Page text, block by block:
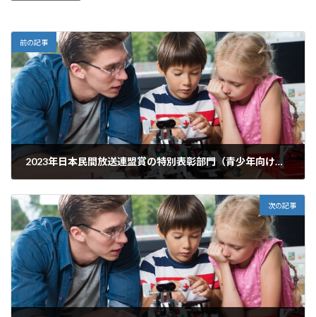
前の記事
2023年日本民間放送連盟賞の特別表彰部門（青少年向け番組）最優秀の受賞報告
次の記事